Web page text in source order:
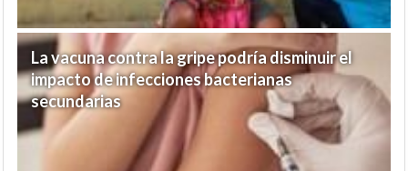
La vacuna contra la gripe podría disminuir el
impacto de infecciones bacterianas
secundarias